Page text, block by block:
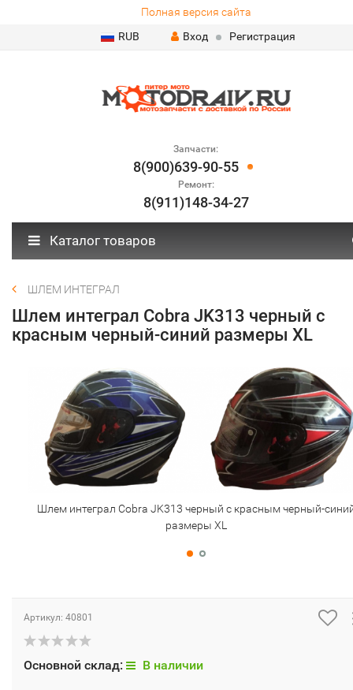
Полная версия сайта
RUB
Вход Регистрация
Запчасти:
8(900)639-90-55
Ремонт:
8(911)148-34-27
Каталог товаров
ШЛЕМ ИНТЕГРАЛ
Шлем интеграл Cobra JK313 черный с
красным черный-синий размеры XL
Шлем интеграл Cobra JK313 черный с красным черный-
размеры XL
Артикул: 40801
Основной склад: В наличии